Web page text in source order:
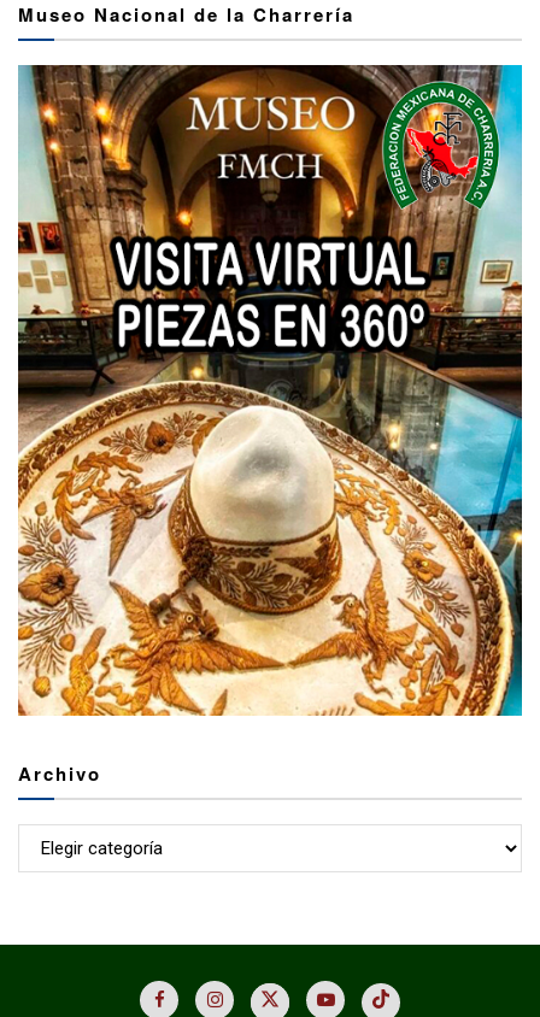
Museo Nacional de la Charrería
Archivo
Archivo